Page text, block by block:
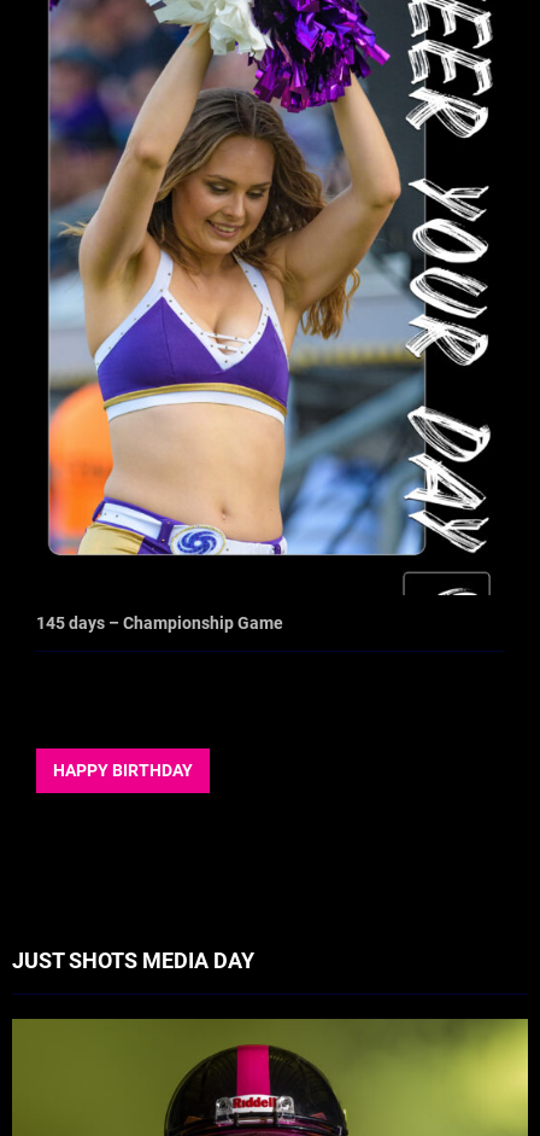
145 days – Championship Game
HAPPY BIRTHDAY
JUST SHOTS MEDIA DAY